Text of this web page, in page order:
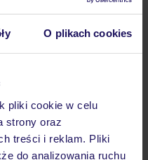
O plikach cookies
pliki cookie w celu
strony oraz
treści i reklam. Pliki
do analizowania ruchu